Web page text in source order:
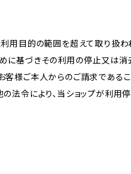
用目的の範囲を超えて取り扱
基づきその利用の停止又は消去
様ご本人からのご請求である
法令により、当ショップが利